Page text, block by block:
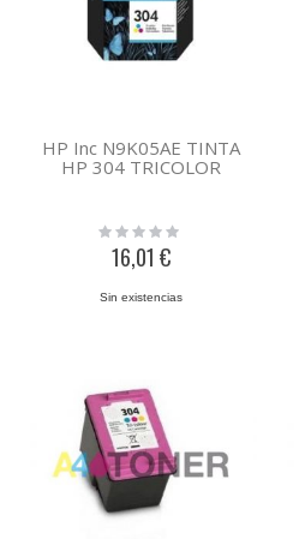
HP Inc N9K05AE TINTA
HP 304 TRICOLOR
Rating:
16,01 €
Sin existencias